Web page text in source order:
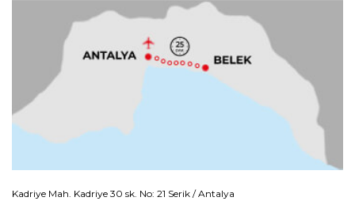
Kadriye Mah. Kadriye 30 sk. No: 21 Serik / Antalya